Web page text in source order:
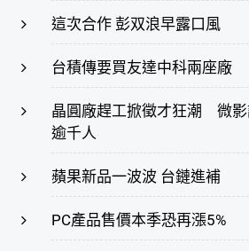
這次合作 彭双浪早露口風
台積傳要買友達中科兩座廠
晶圓廠趕工掀徵才狂潮 微
逾千人
蘋果新品一波波 台鏈進補
PC產品售價本季恐再漲5%